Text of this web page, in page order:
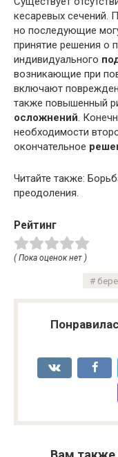
кесаревых сечений.
но последующие
принятие решения о
индивидуального
возникающие при
включают
также повышенный
осложнений.
необходимости
окончательное
Читайте также:
преодоления.
Рейтинг
( Пока оценок нет )